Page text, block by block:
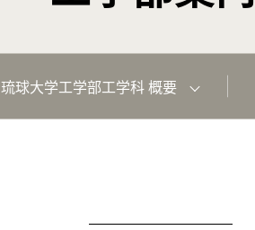
琉球大学工学部工学科 概要